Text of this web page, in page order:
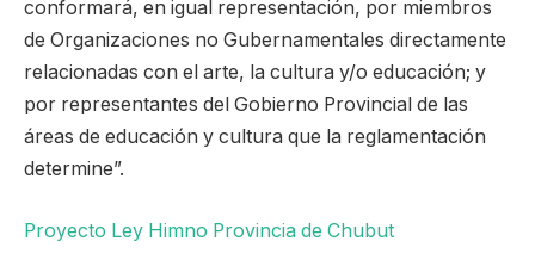
conformará, en igual representación, por miembros
de Organizaciones no Gubernamentales directamente
relacionadas con el arte, la cultura y/o educación; y
por representantes del Gobierno Provincial de las
áreas de educación y cultura que la reglamentación
determine”.
Proyecto Ley Himno Provincia de Chubut